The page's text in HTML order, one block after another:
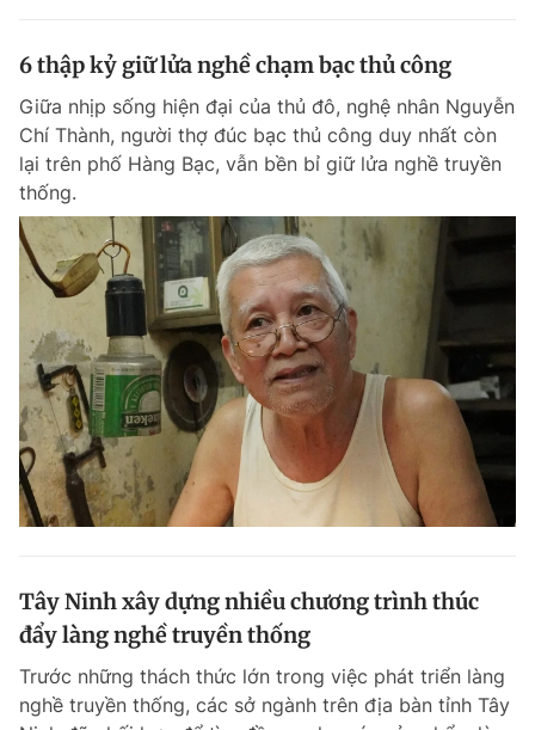
6 thập kỷ giữ lửa nghề chạm bạc thủ công
Giữa nhịp sống hiện đại của thủ đô, nghệ nhân Nguyễn
Chí Thành, người thợ đúc bạc thủ công duy nhất còn
lại trên phố Hàng Bạc, vẫn bền bỉ giữ lửa nghề truyền
thống.
Tây Ninh xây dựng nhiều chương trình thúc
đẩy làng nghề truyền thống
Trước những thách thức lớn trong việc phát triển làng
nghề truyền thống, các sở ngành trên địa bàn tỉnh Tây